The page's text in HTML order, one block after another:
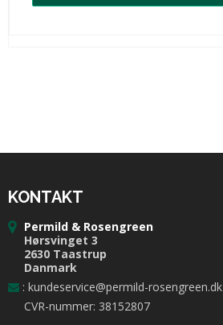
KONTAKT
Permild & Rosengreen
Hørsvinget 3
2630 Taastrup
Danmark
: kundeservice@permild-rosengreen.dk
CVR-nummer: 38152807